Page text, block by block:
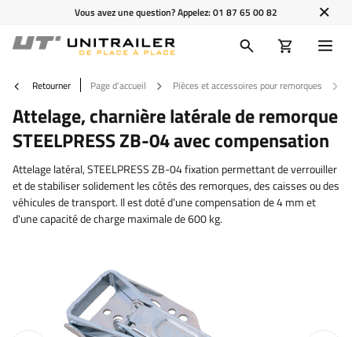
Vous avez une question? Appelez:01 87 65 00 82
Retourner Page d'accueil Pièces et accessoires pour remorques
Attelage, charnière latérale de remorque
STEELPRESS ZB-04 avec compensation
Attelage latéral, STEELPRESS ZB-04 fixation permettant de verrouiller
et de stabiliser solidement les côtés des remorques, des caisses ou des
véhicules de transport. Il est doté d'une compensation de 4 mm et
d'une capacité de charge maximale de 600 kg.